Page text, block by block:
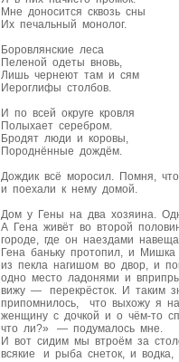
Мне доносится сквозь сны
Их печальный монолог.
Боровлянские леса
Пеленой одеты вновь,
Лишь чернеют там и сям
Иероглифы столбов.
И по всей округе кровля
Полыхает серебром.
Бродят люди и коровы,
Породнённые дождём.
Дождик всё моросил. Помня,
и поехали к нему домой.
Дом у Гены на два хозяина.
А Гена живёт во второй
городе, где он наездами
Гена баньку протопил, и
из пекла нагишом во двор, и
одно место ладонями и
вижу — перекрёсток. И таким
припомнилось, что выхожу я
женщину с дочкой и о чём-то
что ли?» — подумалось мне.
И вот сидим мы втроём за
всякие и рыба снеток, и